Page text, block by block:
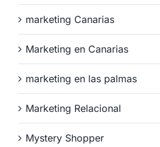
marketing Canarias
Marketing en Canarias
marketing en las palmas
Marketing Relacional
Mystery Shopper